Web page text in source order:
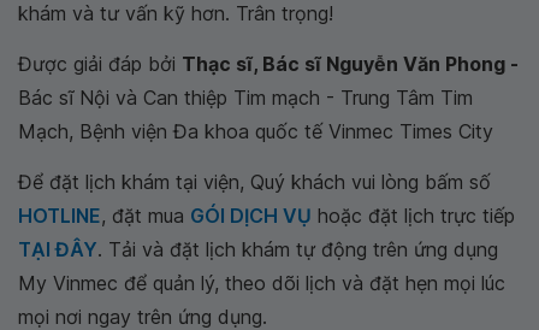
khám và tư vấn kỹ hơn. Trân trọng!
Được giải đáp bởi Thạc sĩ, Bác sĩ Nguyễn Văn Phong -
Bác sĩ Nội và Can thiệp Tim mạch - Trung Tâm Tim
Mạch, Bệnh viện Đa khoa quốc tế Vinmec Times City
Để đặt lịch khám tại viện, Quý khách vui lòng bấm số
HOTLINE, đặt mua GÓI DỊCH VỤ hoặc đặt lịch trực tiếp
TẠI ĐÂY. Tải và đặt lịch khám tự động trên ứng dụng
My Vinmec để quản lý, theo dõi lịch và đặt hẹn mọi lúc
mọi nơi ngay trên ứng dụng.